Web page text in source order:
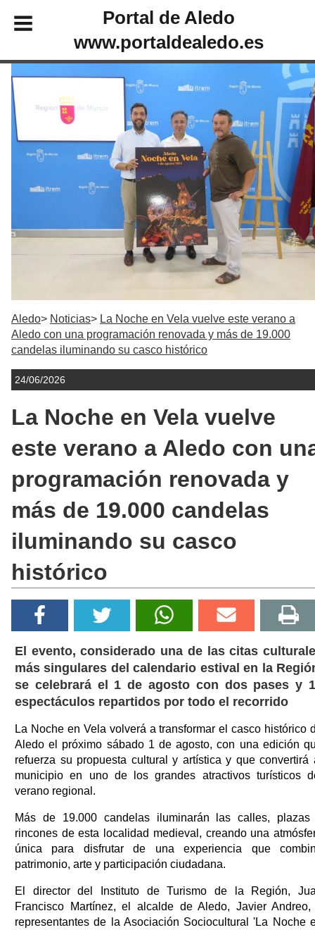
Portal de Aledo
www.portaldealedo.es
Aledo Noticias
La Noche en Vela vuelve este verano a
Aledo con una programación renovada y más de 19.000
candelas iluminando su casco histórico
24/06/2026
La Noche en Vela vuelve
este verano a Aledo con
programación renovada y
más de 19.000 candelas
iluminando su casco
histórico
El evento, considerado una de las citas
más singulares del calendario estival en la
se celebrará el 1 de agosto con dos pases y
espectáculos repartidos por todo el recorrido
La Noche en Vela volverá a transformar el casco histórico
Aledo el próximo sábado 1 de agosto, con una edición
refuerza su propuesta cultural y artística y que convertirá
municipio en uno de los grandes atractivos turísticos
verano regional.
Más de 19.000 candelas iluminarán las calles, plazas
rincones de esta localidad medieval, creando una
única para disfrutar de una experiencia que
patrimonio, arte y participación ciudadana.
El director del Instituto de Turismo de la Región,
Francisco Martínez, el alcalde de Aledo, Javier
representantes de la Asociación Sociocultural 'La Noche